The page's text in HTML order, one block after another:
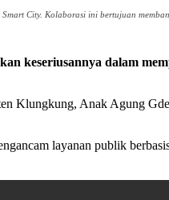
City. Kolaborasi ini bertujuan
keseriusannya dalam
Klungkung, Anak Agung
layanan publik